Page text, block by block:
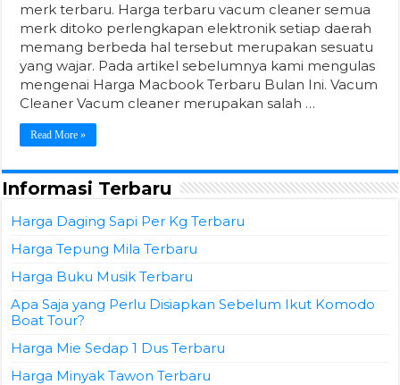
merk terbaru. Harga terbaru vacum cleaner semua
merk ditoko perlengkapan elektronik setiap daerah
memang berbeda hal tersebut merupakan sesuatu
yang wajar. Pada artikel sebelumnya kami mengulas
mengenai Harga Macbook Terbaru Bulan Ini. Vacum
Cleaner Vacum cleaner merupakan salah …
Read More »
Informasi Terbaru
Harga Daging Sapi Per Kg Terbaru
Harga Tepung Mila Terbaru
Harga Buku Musik Terbaru
Apa Saja yang Perlu Disiapkan Sebelum Ikut Komodo
Boat Tour?
Harga Mie Sedap 1 Dus Terbaru
Harga Minyak Tawon Terbaru